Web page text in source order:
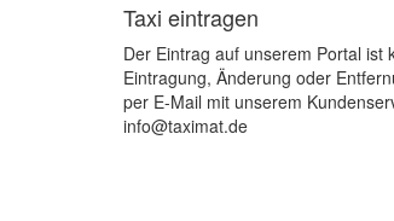
Taxi eintragen
Der Eintrag auf unserem Portal ist
Eintragung, Änderung oder
per E-Mail mit unserem
info@taximat.de